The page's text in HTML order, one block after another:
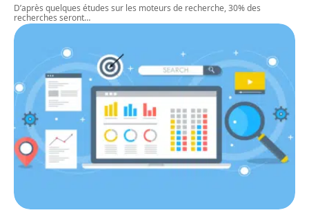
D’après quelques études sur les moteurs de recherche, 30% des
recherches seront…